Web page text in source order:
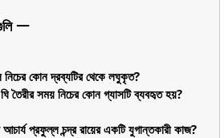
ᅳ
কোন দ্রব্যটির থেকে লঘুকৃত?
তৈরীর সময় নিচের কোন গ্যাসটি ব্যবহৃত হয়?
প্রফুল্ল চন্দ্র রায়ের একটি যুগান্তকারী কাজ?